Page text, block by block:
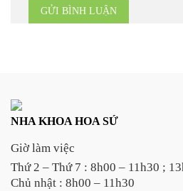
NHA KHOA HOA SỨ
Giờ làm việc
Thứ 2 – Thứ 7 : 8h00 – 11h30 ;
Chủ nhật : 8h00 – 11h30